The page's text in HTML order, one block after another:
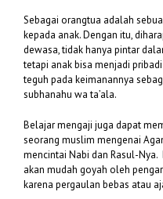
Sebagai orangtua adalah
kepada anak. Dengan itu,
dewasa, tidak hanya pintar
tetapi anak bisa menjadi
teguh pada keimanannya
subhanahu wa ta’ala.
Belajar mengaji juga dapat
seorang muslim mengenai
mencintai Nabi dan Rasul-
akan mudah goyah oleh
karena pergaulan bebas atau